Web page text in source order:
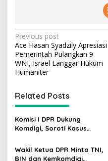
P
o
s
n
a
v
g
Previous post
Ace Hasan Syadzily Apresiasi
Pemerintah Pulangkan 9
WNI, Israel Langgar Hukum
Humaniter
Related Posts
Komisi I DPR Dukung
Komdigi, Soroti Kasus
GIIAS Tanpa Izin
Wakil Ketua DPR Minta TNI,
BIN dan Kemkomdigi